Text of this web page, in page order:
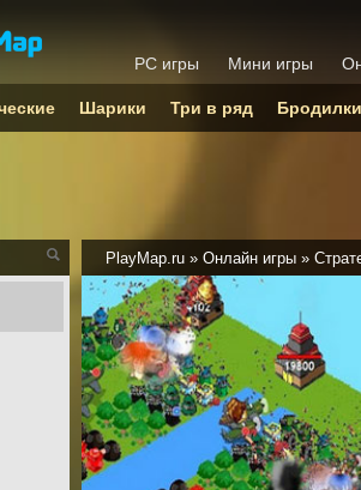
PlayMap.ru » Онлайн игры »
PC игры Мини игры
Шарики Три в ряд Бродилки